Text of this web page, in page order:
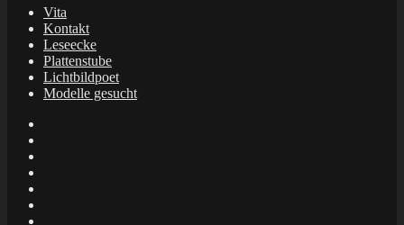
Vita
Kontakt
Leseecke
Plattenstube
Lichtbildpoet
Modelle gesucht